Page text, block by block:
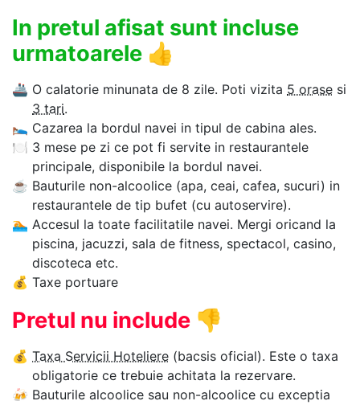
In pretul afisat sunt incluse
urmatoarele 👍
🚢 O calatorie minunata de 8 zile. Poti vizita 5 orase si
3 tari.
🛌 Cazarea la bordul navei in tipul de cabina ales.
🍽 3 mese pe zi ce pot fi servite in restaurantele
principale, disponibile la bordul navei.
☕ Bauturile non-alcoolice (apa, ceai, cafea, sucuri) in
restaurantele de tip bufet (cu autoservire).
🏊‍ Accesul la toate facilitatile navei. Mergi oricand la
piscina, jacuzzi, sala de fitness, spectacol, casino,
discoteca etc.
💰 Taxe portuare
Pretul nu include 👎
💰 Taxa Servicii Hoteliere (bacsis oficial). Este o taxa
obligatorie ce trebuie achitata la rezervare.
🍻 Bauturile alcoolice sau non-alcoolice cu exceptia